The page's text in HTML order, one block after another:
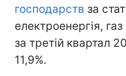
господарств за
електроенергія,
за третій квартал
11,9%.